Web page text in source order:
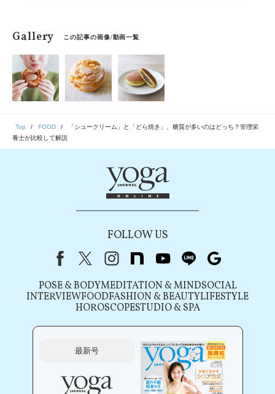
Gallery この記事の画像/動画一覧
Top FOOD
「シュークリーム」と「どら焼き」、糖質が多いのはどっち？管理栄
養士が比較して解説
FOLLOW US
FacebookX（旧Twitter）
instagram
note youtubeline
POSE & BODYMEDITATION & MINDSOCIAL
INTERVIEWFOODFASHION & BEAUTYLIFESTYLE
HOROSCOPESTUDIO & SPA
最新号